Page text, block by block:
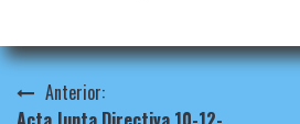
Navegación
Anterior: